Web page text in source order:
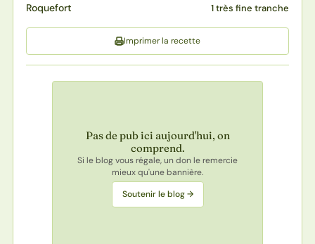
Roquefort 1 très fine tranche
Imprimer la recette
Pas de pub ici aujourd'hui, on
comprend.
Si le blog vous régale, un don le remercie
mieux qu'une bannière.
Soutenir le blog →